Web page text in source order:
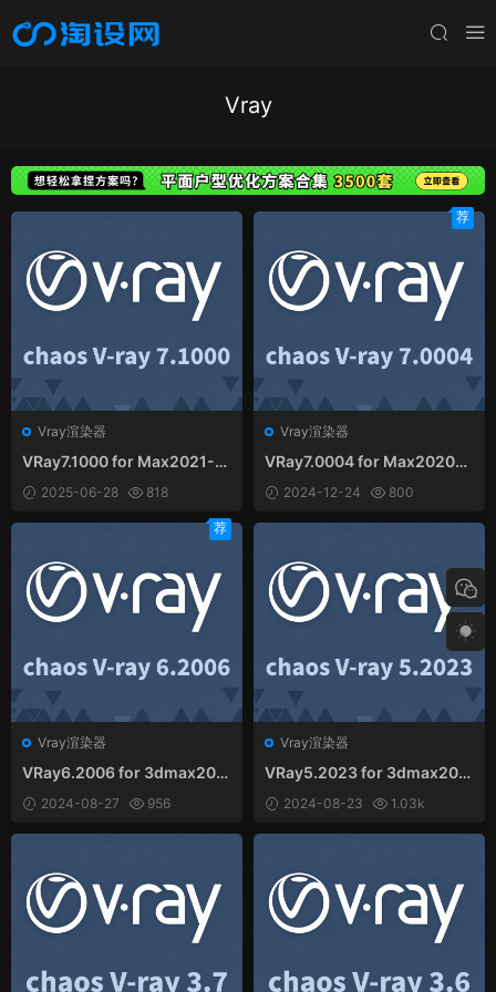
Vray
Vray渲染器
VRay7.1000 for Max2021-2
026官方中英文和谐版
2025-06-28 818
Vray渲染器
VRay7.0004 for Max2020-2
025官方中文和谐版
2024-12-24 800
荐
Vray渲染器
VRay6.2006 for 3dmax202
0-2025中文和谐版
2024-08-27 956
荐
Vray渲染器
VRay5.2023 for 3dmax202
0-2023中文和谐版
2024-08-23 1.03k